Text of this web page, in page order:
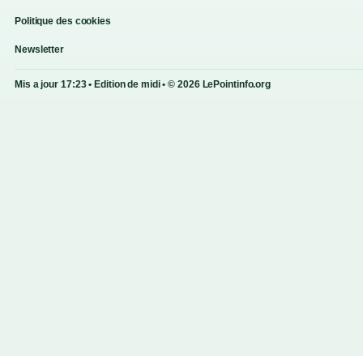
Politique des cookies
Newsletter
Mis a jour 17:23 • Edition de midi • © 2026 LePointinfo.org